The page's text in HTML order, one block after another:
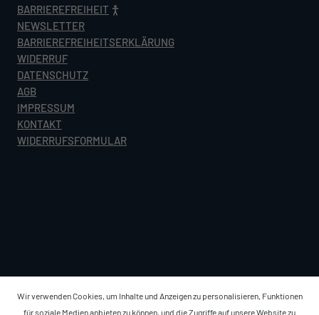
BARRIEREFREIHEIT
NEWSLETTER
BARRIEREFREIHEITSERKLÄRUNG
WIDERRUF
DATENSCHUTZ
AGB
IMPRESSUM
KONTAKT
WIDERRUFSFORMULAR
Wir verwenden Cookies, um Inhalte und Anzeigen zu personalisieren, Funktionen
für soziale Medien anbieten zu können, und die Zugriffe auf unsere Website zu